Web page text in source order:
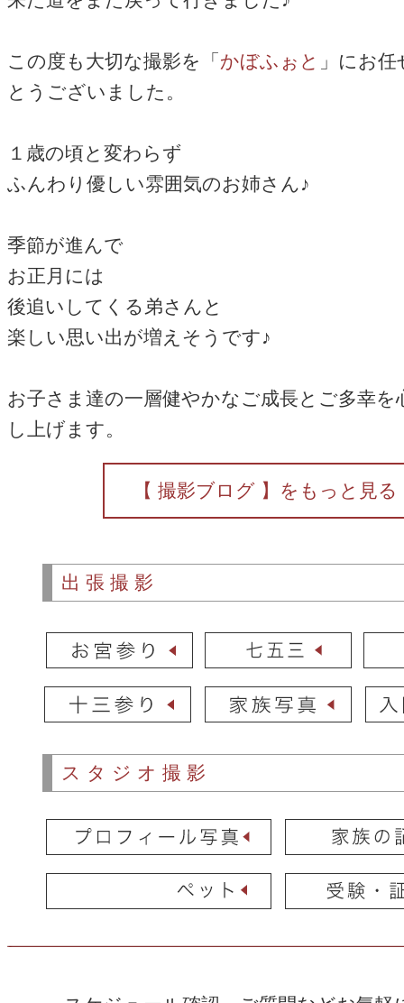
この度も大切な撮影を「 かぼふぉと 」にお
とうございました。
１歳の頃と変わらず
ふんわり優しい雰囲気のお姉さん♪
季節が進んで
お正月には
後追いしてくる弟さんと
楽しい思い出が増えそうです♪
お子さま達の一層健やかなご成長とご多幸を
し上げます。
【 撮影ブログ 】をもっと見
出張撮影
スタジオ撮影